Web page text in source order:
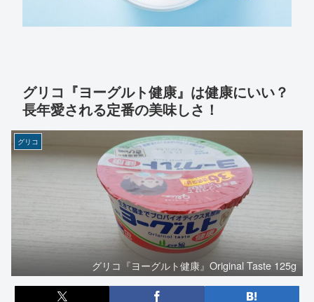
グリコ『ヨーグルト健康』は健康にいい？
長年愛される定番の美味しさ！
グリコ
グリコ『ヨーグルト健康』Original Taste 125g